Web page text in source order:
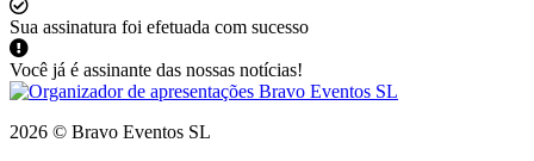
Sua assinatura foi efetuada com sucesso
Você já é assinante das nossas notícias!
2026 © Bravo Eventos SL